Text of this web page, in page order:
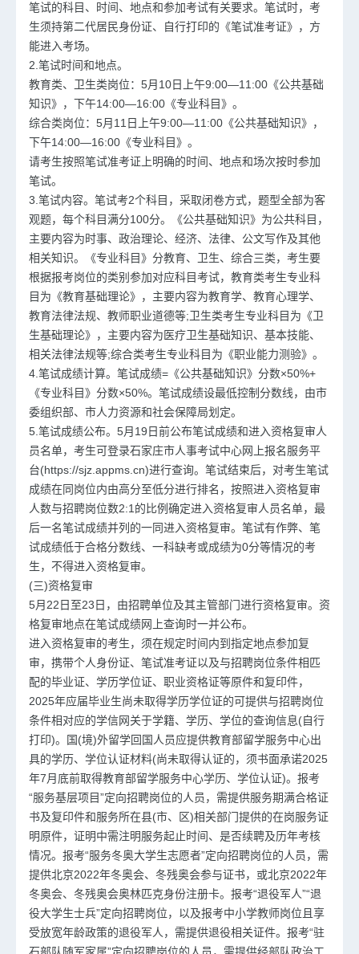
笔试的科目、时间、地点和参加考试有关要求。笔试时，考
生须持第二代居民身份证、自行打印的《笔试准考证》，方
能进入考场。
2.笔试时间和地点。
教育类、卫生类岗位：5月10日上午9:00—11:00《公共基础
知识》，下午14:00—16:00《专业科目》。
综合类岗位：5月11日上午9:00—11:00《公共基础知识》，
下午14:00—16:00《专业科目》。
请考生按照笔试准考证上明确的时间、地点和场次按时参加
笔试。
3.笔试内容。笔试考2个科目，采取闭卷方式，题型全部为客
观题，每个科目满分100分。《公共基础知识》为公共科目，
主要内容为时事、政治理论、经济、法律、公文写作及其他
相关知识。《专业科目》分教育、卫生、综合三类，考生要
根据报考岗位的类别参加对应科目考试，教育类考生专业科
目为《教育基础理论》，主要内容为教育学、教育心理学、
教育法律法规、教师职业道德等;卫生类考生专业科目为《卫
生基础理论》，主要内容为医疗卫生基础知识、基本技能、
相关法律法规等;综合类考生专业科目为《职业能力测验》。
4.笔试成绩计算。笔试成绩=《公共基础知识》分数×50%+
《专业科目》分数×50%。笔试成绩设最低控制分数线，由市
委组织部、市人力资源和社会保障局划定。
5.笔试成绩公布。5月19日前公布笔试成绩和进入资格复审人
员名单，考生可登录石家庄市人事考试中心网上报名服务平
台(https://sjz.appms.cn)进行查询。笔试结束后，对考生笔试
成绩在同岗位内由高分至低分进行排名，按照进入资格复审
人数与招聘岗位数2:1的比例确定进入资格复审人员名单，最
后一名笔试成绩并列的一同进入资格复审。笔试有作弊、笔
试成绩低于合格分数线、一科缺考或成绩为0分等情况的考
生，不得进入资格复审。
(三)资格复审
5月22日至23日，由招聘单位及其主管部门进行资格复审。资
格复审地点在笔试成绩网上查询时一并公布。
进入资格复审的考生，须在规定时间内到指定地点参加复
审，携带个人身份证、笔试准考证以及与招聘岗位条件相匹
配的毕业证、学历学位证、职业资格证等原件和复印件，
2025年应届毕业生尚未取得学历学位证的可提供与招聘岗位
条件相对应的学信网关于学籍、学历、学位的查询信息(自行
打印)。国(境)外留学回国人员应提供教育部留学服务中心出
具的学历、学位认证材料(尚未取得认证的，须书面承诺2025
年7月底前取得教育部留学服务中心学历、学位认证)。报考
“服务基层项目”定向招聘岗位的人员，需提供服务期满合格证
书及复印件和服务所在县(市、区)相关部门提供的在岗服务证
明原件，证明中需注明服务起止时间、是否续聘及历年考核
情况。报考“服务冬奥大学生志愿者”定向招聘岗位的人员，需
提供北京2022年冬奥会、冬残奥会参与证书，或北京2022年
冬奥会、冬残奥会奥林匹克身份注册卡。报考“退役军人”“退
役大学生士兵”定向招聘岗位，以及报考中小学教师岗位且享
受放宽年龄政策的退役军人，需提供退役相关证件。报考“驻